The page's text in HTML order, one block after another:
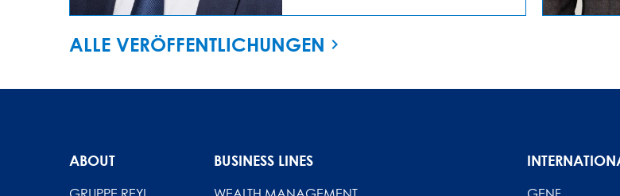
ALLE VERÖFFENTLICHUNGEN
ABOUT BUSINESS LINES